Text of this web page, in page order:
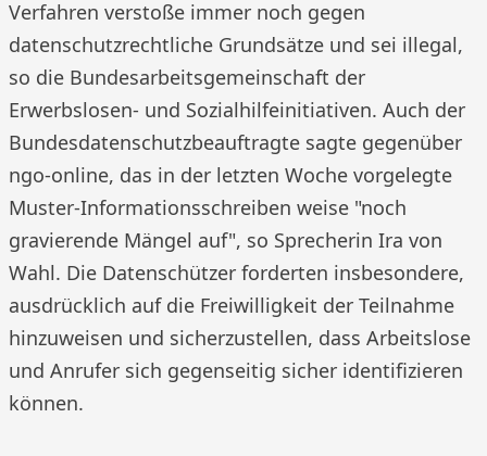
Verfahren verstoße immer noch gegen
datenschutzrechtliche Grundsätze und sei illegal,
so die Bundesarbeitsgemeinschaft der
Erwerbslosen- und Sozialhilfeinitiativen. Auch der
Bundesdatenschutzbeauftragte sagte gegenüber
ngo-online, das in der letzten Woche vorgelegte
Muster-Informationsschreiben weise "noch
gravierende Mängel auf", so Sprecherin Ira von
Wahl. Die Datenschützer forderten insbesondere,
ausdrücklich auf die Freiwilligkeit der Teilnahme
hinzuweisen und sicherzustellen, dass Arbeitslose
und Anrufer sich gegenseitig sicher identifizieren
können.